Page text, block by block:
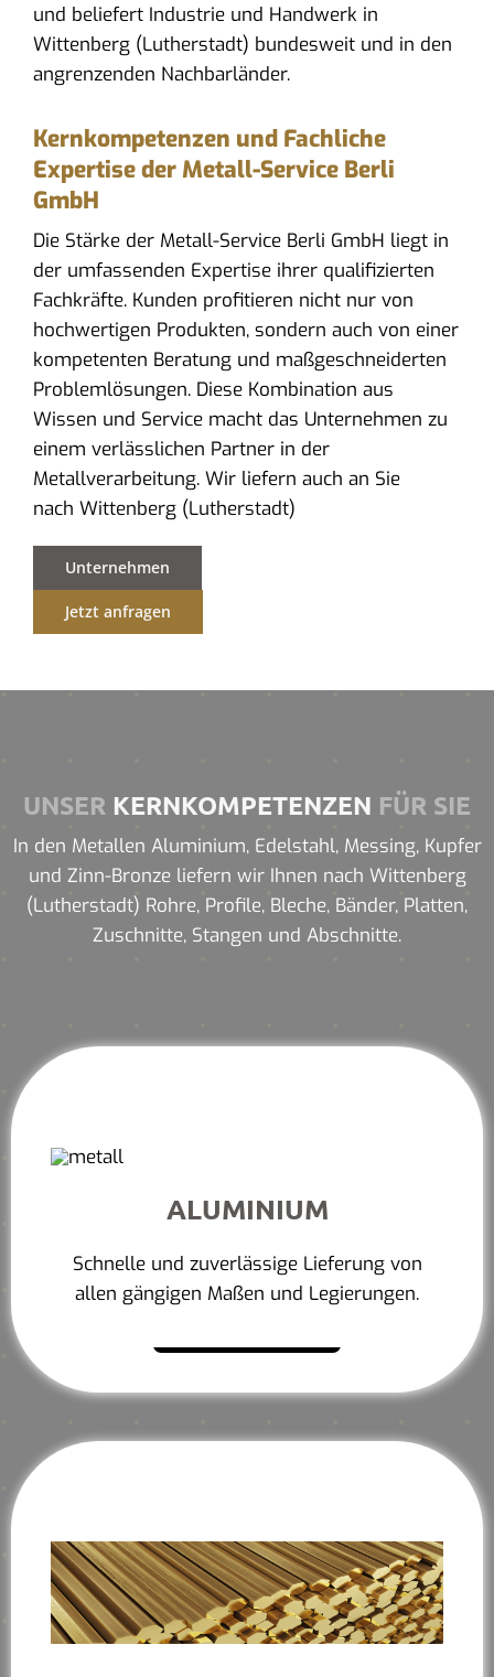
und beliefert Industrie und Handwerk in
Wittenberg (Lutherstadt) bundesweit und in den
angrenzenden Nachbarländer.
Kernkompetenzen und Fachliche
Expertise der Metall-Service Berli
GmbH
Die Stärke der Metall-Service Berli GmbH liegt in
der umfassenden Expertise ihrer qualifizierten
Fachkräfte. Kunden profitieren nicht nur von
hochwertigen Produkten, sondern auch von einer
kompetenten Beratung und maßgeschneiderten
Problemlösungen. Diese Kombination aus
Wissen und Service macht das Unternehmen zu
einem verlässlichen Partner in der
Metallverarbeitung. Wir liefern auch an Sie
nach Wittenberg (Lutherstadt)
Unternehmen
Jetzt anfragen
UNSER KERNKOMPETENZEN FÜR SIE
In den Metallen Aluminium, Edelstahl, Messing, Kupfer
und Zinn-Bronze liefern wir Ihnen nach Wittenberg
(Lutherstadt) Rohre, Profile, Bleche, Bänder, Platten,
Zuschnitte, Stangen und Abschnitte.
ALUMINIUM
Schnelle und zuverlässige Lieferung von
allen gängigen Maßen und Legierungen.